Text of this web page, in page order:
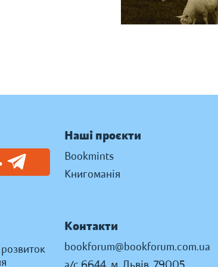
Наші проєкти
Bookmints
Книгоманія
Контакти
bookforum@bookforum.com.ua